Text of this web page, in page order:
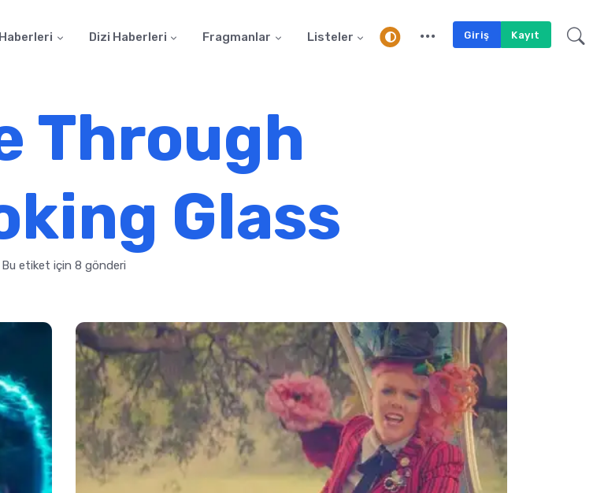
Dizi Haberleri Fragmanlar Listeler Giriş Kayıt
Through
Glass
Bu etiket için 8 gönderi